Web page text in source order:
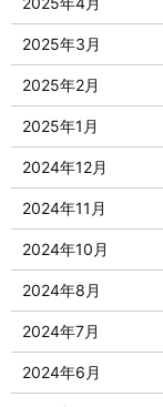
2025年3月
2025年2月
2025年1月
2024年12月
2024年11月
2024年10月
2024年8月
2024年7月
2024年6月